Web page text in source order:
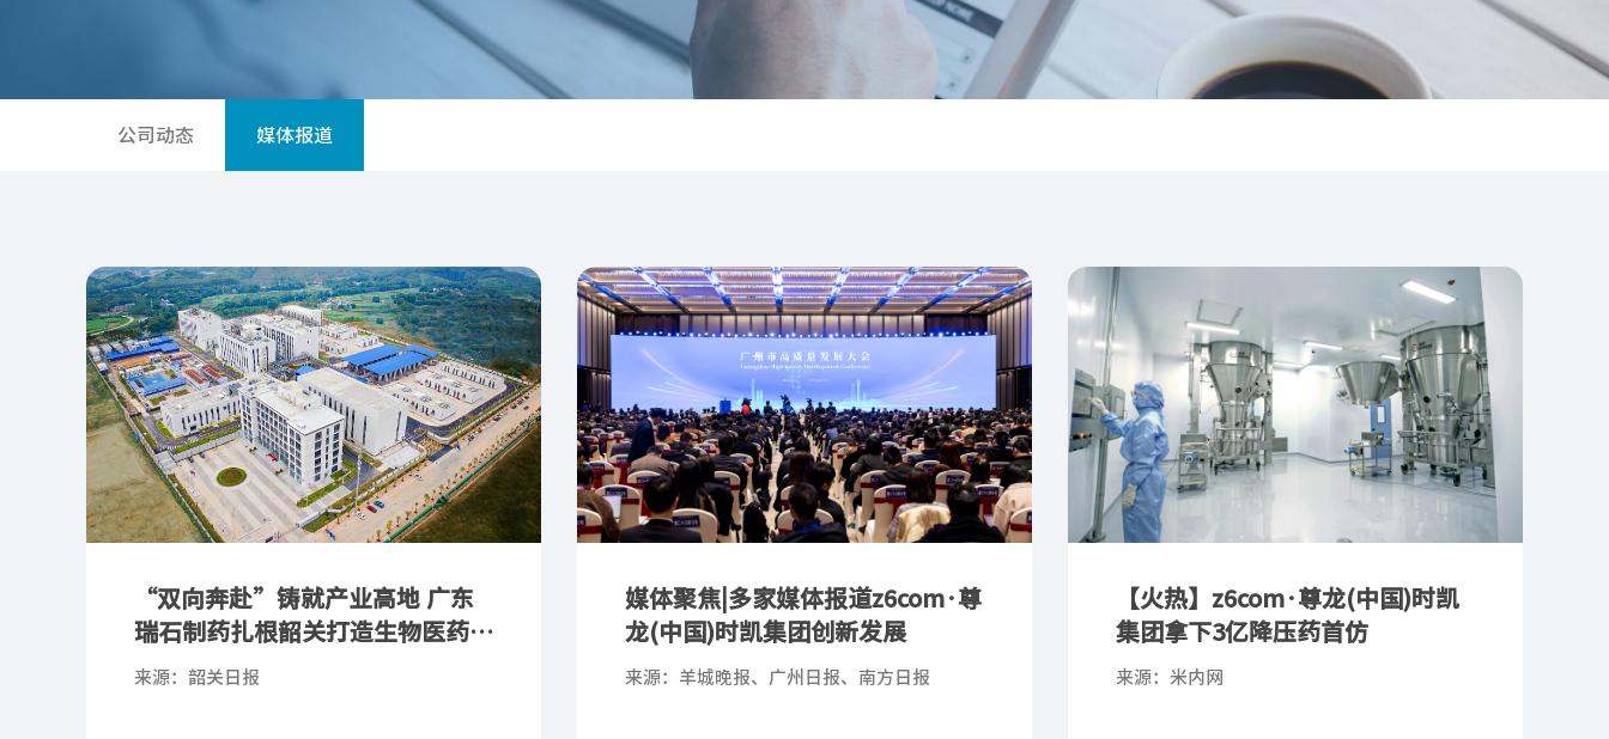
公司动态 媒体报道
“双向奔赴”铸就产业高地 广东
瑞石制药扎根韶关打造生物医药新
名片
来源：韶关日报
媒体聚焦|多家媒体报道z6com·尊
龙(中国)时凯集团创新发展
来源：羊城晚报、广州日报、南方日报
【火热】z6com·尊龙(中国)时凯
集团拿下3亿降压药首仿
来源：米内网